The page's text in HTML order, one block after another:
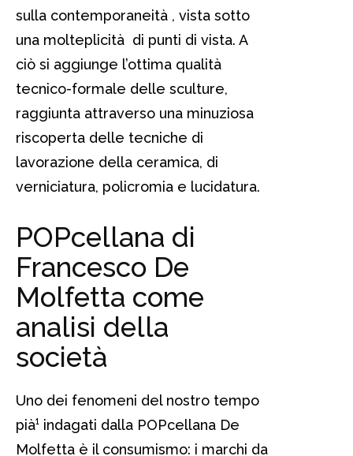
sulla contemporaneità , vista sotto
una molteplicità di punti di vista. A
ciò si aggiunge l’ottima qualità
tecnico-formale delle sculture,
raggiunta attraverso una minuziosa
riscoperta delle tecniche di
lavorazione della ceramica, di
verniciatura, policromia e lucidatura.
POPcellana di
Francesco De
Molfetta come
analisi della
società
Uno dei fenomeni del nostro tempo
pià¹ indagati dalla POPcellana De
Molfetta è il consumismo: i marchi da